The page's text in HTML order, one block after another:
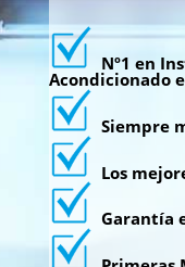
Nº1 en
Acondicionado
Siempre
Los
Garantía